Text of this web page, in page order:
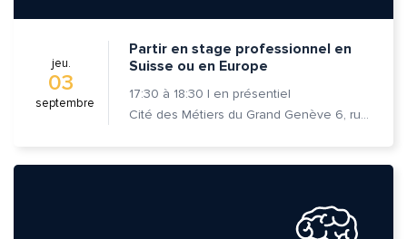
jeu.
03
septembre
Partir en stage professionnel en
Suisse ou en Europe
17:30 à 18:30 | en présentiel
Cité des Métiers du Grand Genève 6, rue Prévost-Martin 1205 Genève